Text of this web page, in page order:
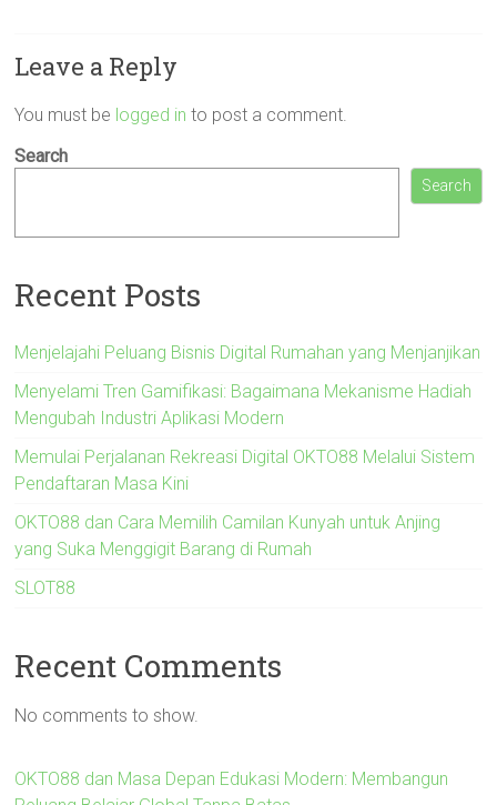
Leave a Reply
You must be logged in to post a comment.
Search
Search
Recent Posts
Menjelajahi Peluang Bisnis Digital Rumahan yang Menjanjikan
Menyelami Tren Gamifikasi: Bagaimana Mekanisme Hadiah
Mengubah Industri Aplikasi Modern
Memulai Perjalanan Rekreasi Digital OKTO88 Melalui Sistem
Pendaftaran Masa Kini
OKTO88 dan Cara Memilih Camilan Kunyah untuk Anjing
yang Suka Menggigit Barang di Rumah
SLOT88
Recent Comments
No comments to show.
OKTO88 dan Masa Depan Edukasi Modern: Membangun